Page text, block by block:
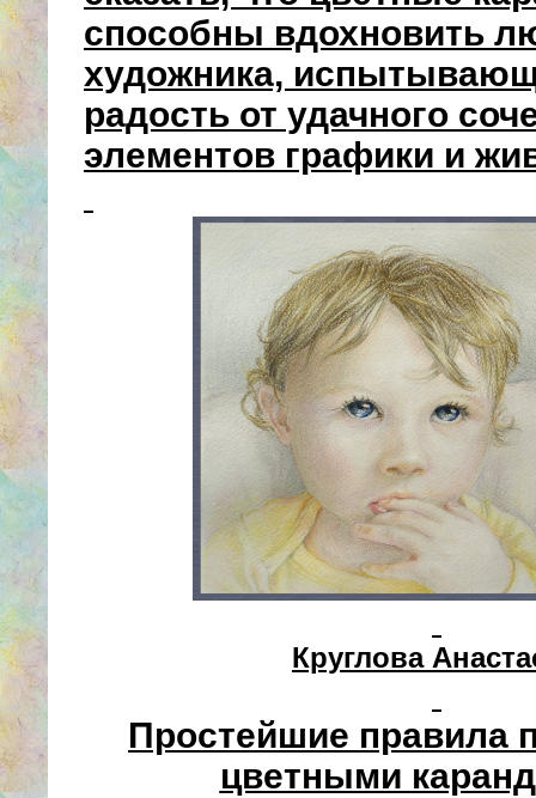
способны вдохновить
художника,
радость от удачного
элементов графики и
Круглова
Простейшие правила
цветными